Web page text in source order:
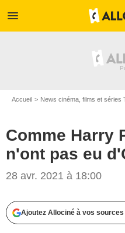
menu
Accueil News cinéma, films et séries
Comme Harry
n'ont pas eu
28 avr. 2021 à 18:00
Ajoutez Allociné à vos